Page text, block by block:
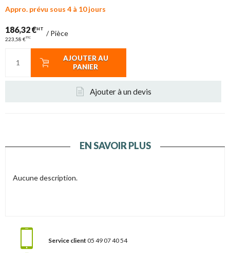
Appro. prévu sous 4 à 10 jours
186,32 €HT
223,58 €TTC /Pièce
AJOUTER AU
PANIER
Ajouter à un devis
EN SAVOIR PLUS
Aucune description.
Service client 05 49 07 40 54